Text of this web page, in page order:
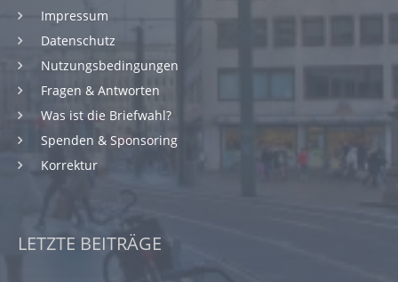
Impressum
Datenschutz
Nutzungsbedingungen
Fragen & Antworten
Was ist die Briefwahl?
Spenden & Sponsoring
Korrektur
LETZTE BEITRÄGE